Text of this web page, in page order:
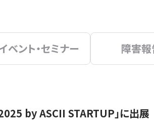
ベント・セミナー 障害報
by ASCII STARTUP」に出展